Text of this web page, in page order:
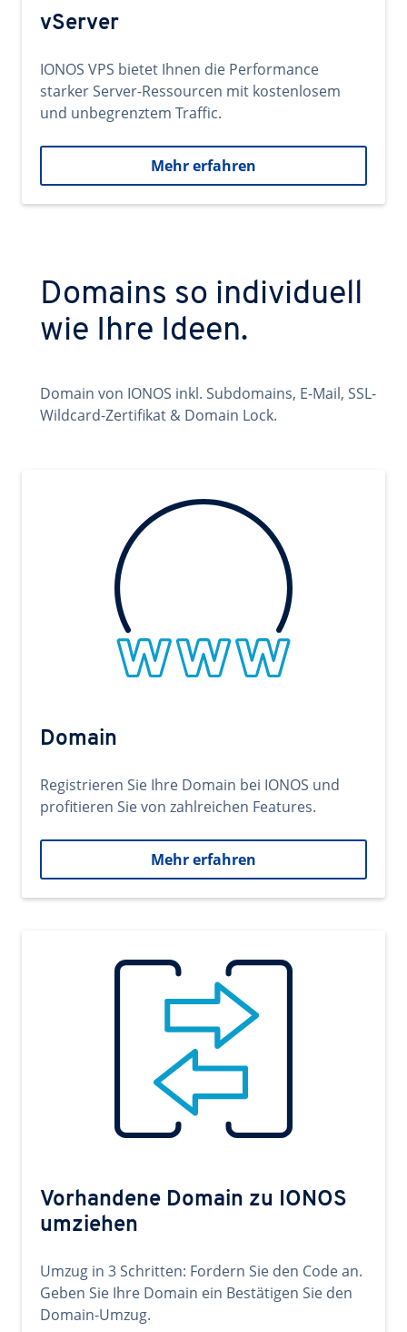
vServer
IONOS VPS bietet Ihnen die Performance
starker Server-Ressourcen mit kostenlosem
und unbegrenztem Traffic.
Mehr erfahren
Domains so individuell
wie Ihre Ideen.
Domain von IONOS inkl. Subdomains, E-Mail, SSL-
Wildcard-Zertifikat & Domain Lock.
Domain
Registrieren Sie Ihre Domain bei IONOS und
profitieren Sie von zahlreichen Features.
Mehr erfahren
Vorhandene Domain zu IONOS
umziehen
Umzug in 3 Schritten: Fordern Sie den Code an.
Geben Sie Ihre Domain ein Bestätigen Sie den
Domain-Umzug.